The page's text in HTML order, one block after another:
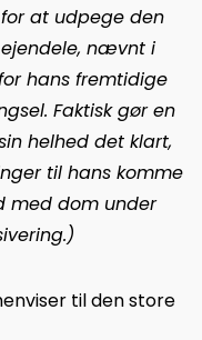
at udpege den
nævnt i
hans fremtidige
Faktisk gør en
helhed det klart,
til hans komme
med dom under
til den store